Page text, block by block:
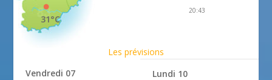
31°C
20:43
Les prévisions
Vendredi 07
Lundi 10